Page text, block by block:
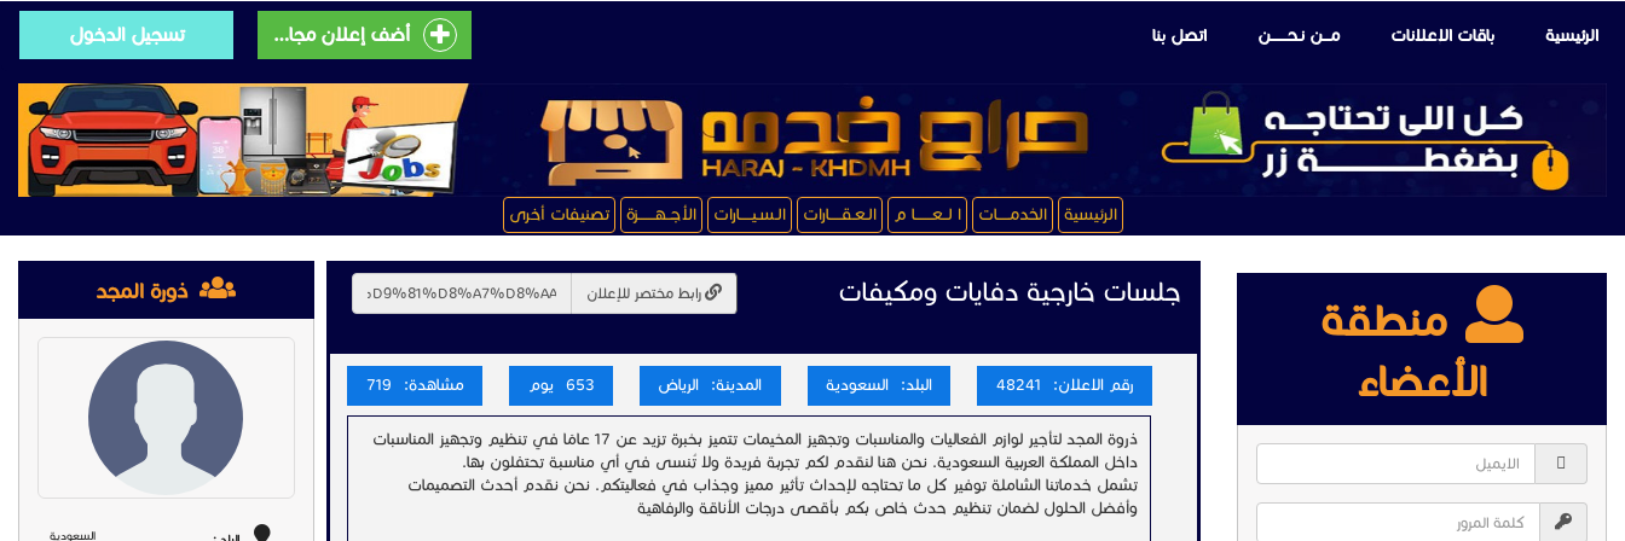
الرئيسية باقات الإعلانات مـــن نـحـــــــن اتصل بنا أضف إعلان مجانى تسجيل الدخول
الرئيسية الخدمـــــات ا لــعـــــــا م الـعـقـــــارات الـسـيـــــارات الأجــهـــــــزة تصنيفات أخرى
منطقة
الأعضاء
جلسات خارجية دفايات ومكيفات رابط مختصر للإعلان
رقم الاعلان: 48241 البلد: السعودية المدينة: الرياض 653 يوم مشاهدة: 719
ذروة المجد لتأجير لوازم الفعاليات والمناسبات وتجهيز المخيمات تتميز بخبرة تزيد عن 17 عامًا في تنظيم وتجهيز المناسبات
داخل المملكة العربية السعودية. نحن هنا لنقدم لكم تجربة فريدة ولا تُنسى في أي مناسبة تحتفلون بها.
تشمل خدماتنا الشاملة توفير كل ما تحتاجه لإحداث تأثير مميز وجذاب في فعاليتكم. نحن نقدم أحدث التصميمات
وأفضل الحلول لضمان تنظيم حدث خاص بكم بأقصى درجات الأناقة والرفاهية
ذورة المجد
السعودية